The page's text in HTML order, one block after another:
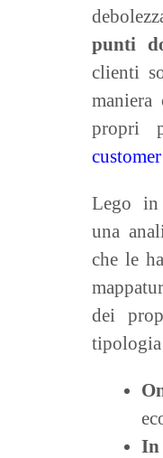
punti
clienti
propri
Lego in
una
che le
dei
tipologia
In